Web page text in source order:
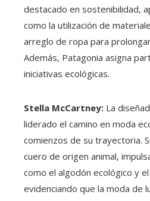
destacado en sostenibilidad,
como la utilización de
arreglo de ropa para
Además, Patagonia asigna
iniciativas ecológicas.
Stella McCartney: La
liderado el camino en moda
comienzos de su trayectoria.
cuero de origen animal,
como el algodón ecológico y
evidenciando que la moda de